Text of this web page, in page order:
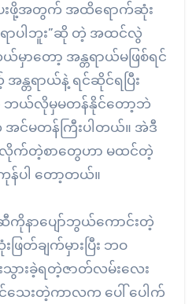
းဖို့အတွက် အထိရောက်ဆုံး
ရာပါဘူး”ဆို တဲ့ အထင်လွဲ
မှာတော့ အန္တရာယ်မဖြစ်ရင်
တရာယ်နဲ့ ရင်ဆိုင်ရပြီး
ဘယ်လိုမှမတန်နိုင်တော့ဘဲ
အင်မတန်ကြီးပါတယ်။ အဲဒီ
လိုက်တဲ့စာတွေဟာ မထင်တဲ့
န်ပါ တော့တယ်။
နာပျော်ဘွယ်ကောင်းတဲ့
ြတ်ချက်မှားပြီး ဘဝ
းသွားခဲ့ရတဲ့ဇာတ်လမ်းလေး
သေးတဲ့ကာလက ပေါ် ပေါက်